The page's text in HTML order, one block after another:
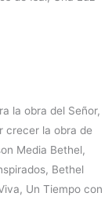
la obra del Señor,
crecer la obra de
Media Bethel,
Bethel
Un Tiempo con